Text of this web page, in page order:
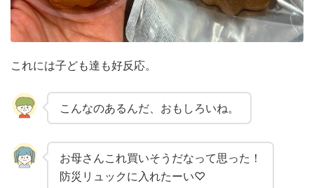
これには子ども達も好反応。
こんなのあるんだ、おもしろいね。
お母さんこれ買いそうだなって思った！
防災リュックに入れたーい♡